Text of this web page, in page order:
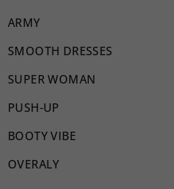
ARMY
SMOOTH DRESSES
SUPER WOMAN
PUSH-UP
BOOTY VIBE
OVERALY